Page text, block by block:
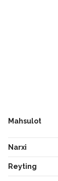
Mahsulot
Narxi
Reyting